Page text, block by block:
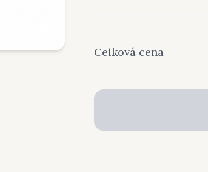
Celková cena